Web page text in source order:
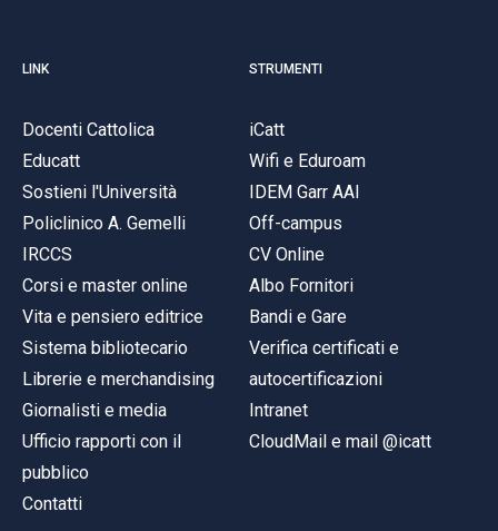
LINK
Docenti Cattolica
Educatt
Sostieni l'Università
Policlinico A. Gemelli
IRCCS
Corsi e master online
Vita e pensiero editrice
Sistema bibliotecario
Librerie e merchandising
Giornalisti e media
Ufficio rapporti con il
pubblico
Contatti
STRUMENTI
iCatt
Wifi e Eduroam
IDEM Garr AAI
Off-campus
CV Online
Albo Fornitori
Bandi e Gare
Verifica certificati e
autocertificazioni
Intranet
CloudMail e mail @icatt